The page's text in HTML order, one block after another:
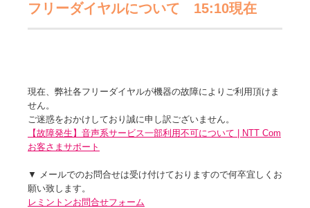
フリーダイヤルについて 15:10現在
現在、弊社各フリーダイヤルが機器の故障によりご利用頂けま
せん。
ご迷惑をおかけしており誠に申し訳ございません。
【故障発生】音声系サービス一部利用不可について | NTT Com
お客さまサポート
▼ メールでのお問合せは受け付けておりますので何卒宜しくお
願い致します。
レミントンお問合せフォーム